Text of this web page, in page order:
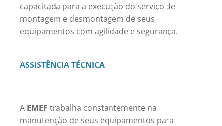
capacitada para a execução do serviço de
montagem e desmontagem de seus
equipamentos com agilidade e segurança.
ASSISTÊNCIA TÉCNICA
A EMEF trabalha constantemente na
manutenção de seus equipamentos para